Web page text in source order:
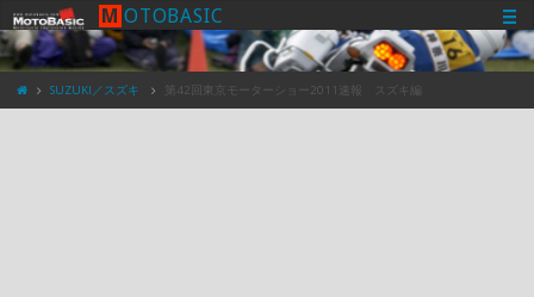
M OTOBASIC
SUZUKI／スズキ 第42回東京モーターショー2011速報 スズキ編